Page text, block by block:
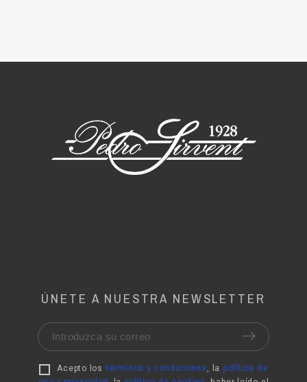
ÚNETE A NUESTRA NEWSLETTER
Acepto lostérminos y condiciones , la política de